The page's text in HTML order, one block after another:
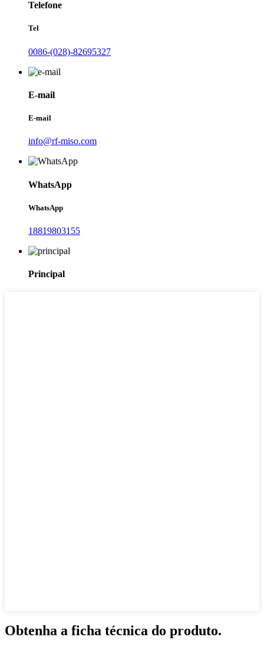
Telefone
Tel
0086-(028)-82695327
E-mail
E-mail
info@rf-miso.com
WhatsApp
WhatsApp
18819803155
Principal
Obtenha a ficha técnica do produto.